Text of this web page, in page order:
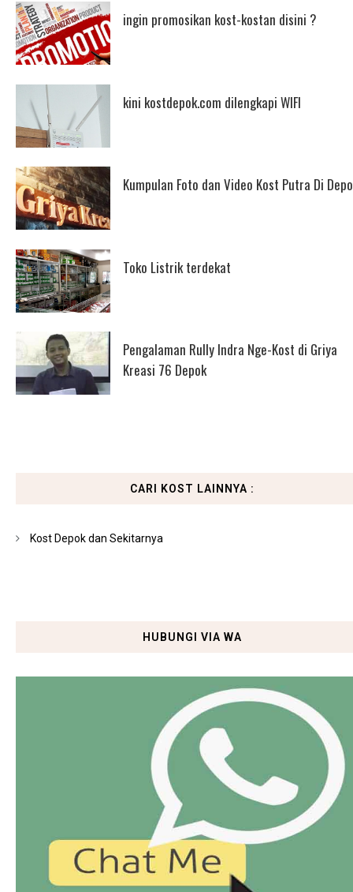
ingin promosikan kost-kostan disini ?
kini kostdepok.com dilengkapi WIFI
Kumpulan Foto dan Video Kost Putra Di
Toko Listrik terdekat
Pengalaman Rully Indra Nge-Kost di Griya
Kreasi 76 Depok
CARI KOST LAINNYA :
Kost Depok dan Sekitarnya
HUBUNGI VIA WA